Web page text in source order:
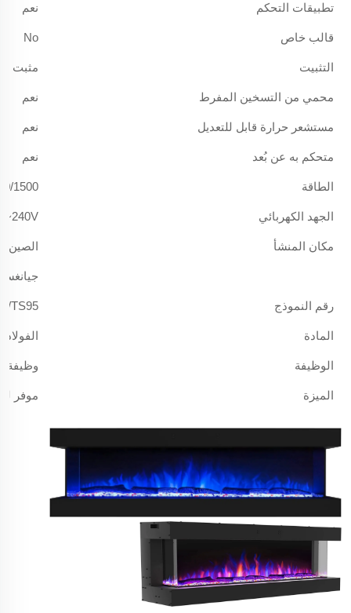
تطبيقات التحكم نعم
قالب خاص No
التثبيت مثبت
محمي من التسخين المفرط نعم
مستشعر حرارة قابل للتعديل نعم
متحكم به عن بُعد نعم
الطاقة 750/1500
الجهد الكهربائي
مكان المنشأ الصين
رقم النموذج TS95
المادة
الوظيفة وظيفة
الميزة موفر